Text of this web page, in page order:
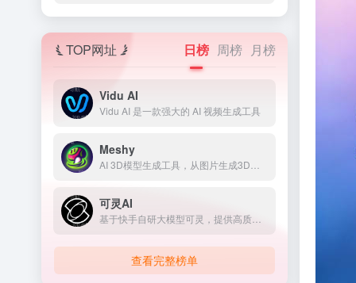
TOP网址 日榜 周榜 月榜
Vidu AI
Vidu AI 是一款强大的 AI 视频生成工具
Meshy
可灵AI
查看完整榜单